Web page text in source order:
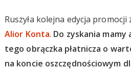
Ruszyła kolejna edycja promocji
Alior Konta. Do zyskania mamy
tego obrączka płatnicza o
na koncie oszczędnościowym